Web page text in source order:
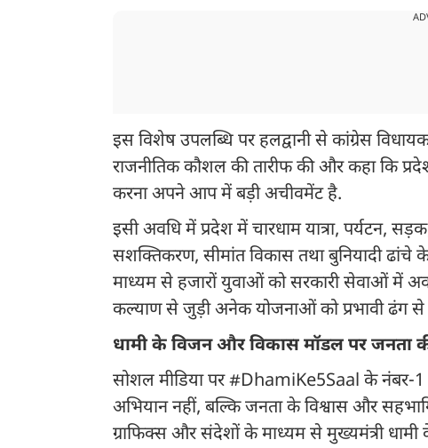
इस विशेष उपलब्धि पर हलद्वानी से कांग्रेस
राजनीतिक कौशल की तारीफ की और कहा कि
करना अपने आप में बड़ी अचीवमेंट है.
इसी अवधि में प्रदेश में चारधाम यात्रा, पर्यटन,
सशक्तिकरण, सीमांत विकास तथा बुनियादी ढांचे के
माध्यम से हजारों युवाओं को सरकारी सेवाओं में
कल्याण से जुड़ी अनेक योजनाओं को प्रभावी ढंग से
धामी के विजन और विकास मॉडल पर जनता
सोशल मीडिया पर #DhamiKe5Saal के नंबर-
अभियान नहीं, बल्कि जनता के विश्वास और
ग्राफिक्स और संदेशों के माध्यम से मुख्यमंत्री धामी